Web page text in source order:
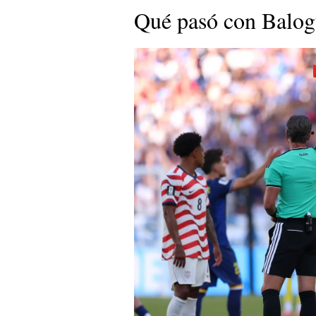
Qué pasó con